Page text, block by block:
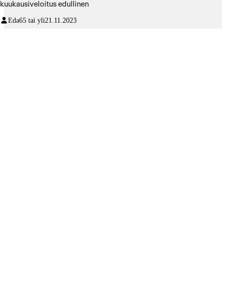
kuukausiveloitus edullinen
Eda65 tai yli21.11.2023